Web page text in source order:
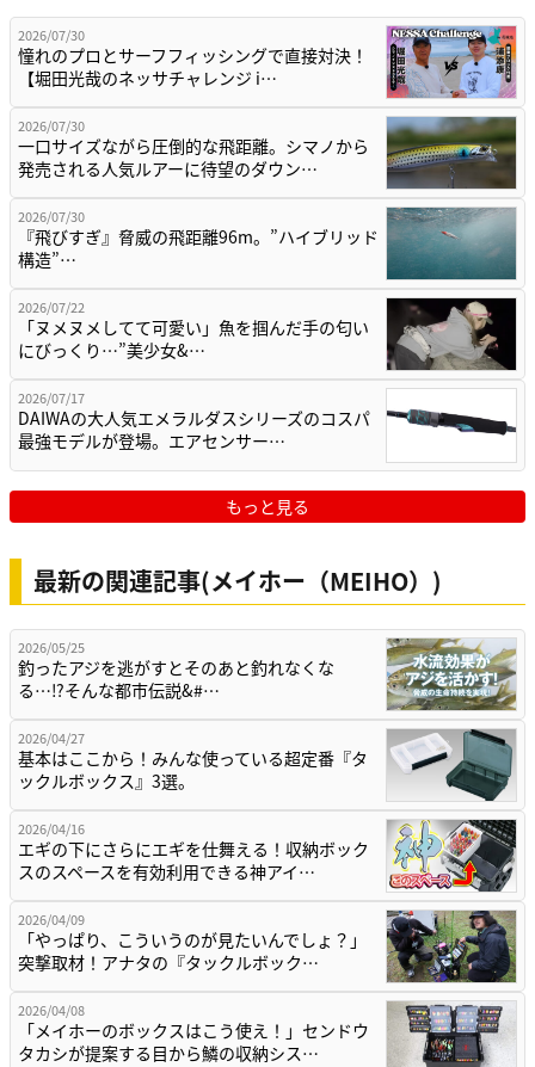
2026/07/30
憧れのプロとサーフフィッシングで直接対決！
【堀田光哉のネッサチャレンジ i…
2026/07/30
一口サイズながら圧倒的な飛距離。シマノから
発売される人気ルアーに待望のダウン…
2026/07/30
『飛びすぎ』脅威の飛距離96m。”ハイブリッド
構造”…
2026/07/22
「ヌメヌメしてて可愛い」魚を掴んだ手の匂い
にびっくり…”美少女&…
2026/07/17
DAIWAの大人気エメラルダスシリーズのコスパ
最強モデルが登場。エアセンサー…
もっと見る
最新の関連記事(メイホー（MEIHO）)
2026/05/25
釣ったアジを逃がすとそのあと釣れなくな
る…⁉そんな都市伝説&#…
2026/04/27
基本はここから！みんな使っている超定番『タ
ックルボックス』3選。
2026/04/16
エギの下にさらにエギを仕舞える！収納ボック
スのスペースを有効利用できる神アイ…
2026/04/09
「やっぱり、こういうのが見たいんでしょ？」
突撃取材！アナタの『タックルボック…
2026/04/08
「メイホーのボックスはこう使え！」センドウ
タカシが提案する目から鱗の収納シス…